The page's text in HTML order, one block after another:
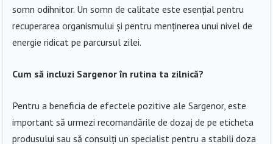
somn odihnitor. Un somn de calitate este esențial pentru
recuperarea organismului și pentru menținerea unui nivel de
energie ridicat pe parcursul zilei.
Cum să incluzi Sargenor în rutina ta zilnică?
Pentru a beneficia de efectele pozitive ale Sargenor, este
important să urmezi recomandările de dozaj de pe eticheta
produsului sau să consulți un specialist pentru a stabili doza